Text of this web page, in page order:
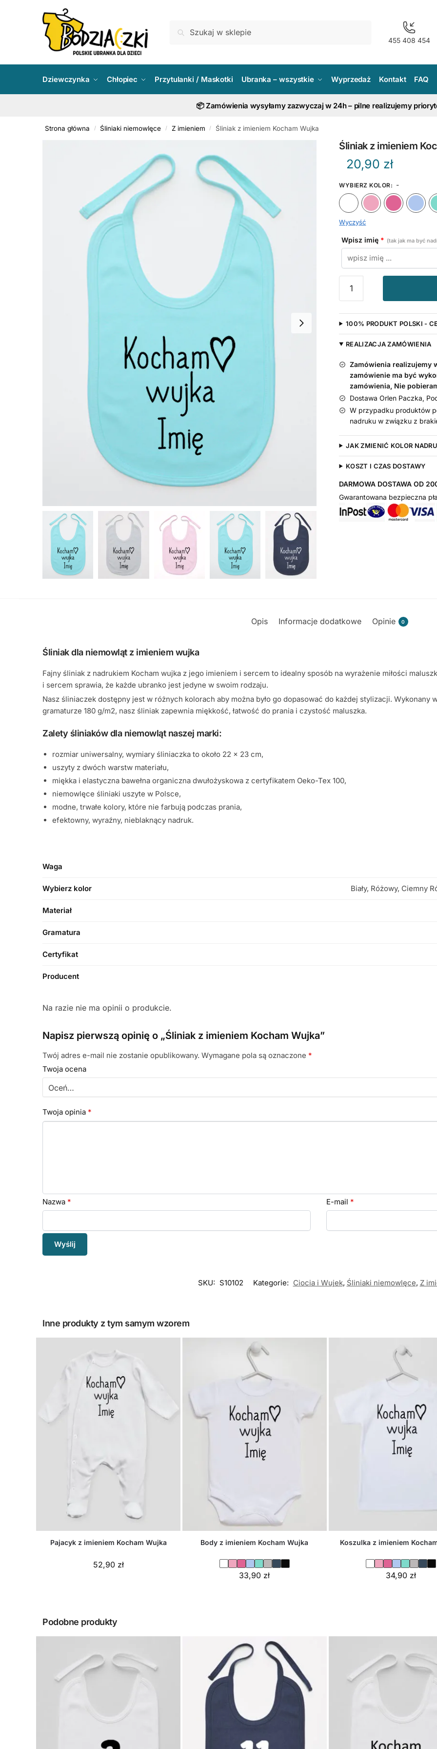
455 408 454
Dziewczynka Chłopiec Przytulanki / Maskotki Ubranka – wszystkie Wyprzedaż Kontakt FAQ
📦 Zamówienia wysyłamy zazwyczaj w 24h – pilne realizujemy
Strona główna / Śliniaki niemowlęce / Z imieniem / Śliniak z imieniem Kocham Wujka
Śliniak z imieniem
20,90 zł
WYBIERZ KOLOR: -
Biały Różowy
Wyczyść
Wpisz imię * (tak jak ma być
Śliniak
z
imieniem
Kocham
100% PRODUKT POLSKI -
REALIZACJA ZAMÓWIENIA
Zamówienia realizujemy
zamówienie ma być
zamówienia, Nie
Dostawa Orlen Paczka,
W przypadku produktów
nadruku w związku z
JAK ZMIENIĆ KOLOR
KOSZT I CZAS DOSTAWY
DARMOWA DOSTAWA OD
Gwarantowana bezpieczna
Opis Informacje dodatkowe Opinie 0
Śliniak dla niemowląt z imieniem wujka
Fajny śliniak z nadrukiem Kocham wujka z jego imieniem i sercem to idealny sposób na wyrażenie miłości
i sercem sprawia, że każde ubranko jest jedyne w swoim rodzaju.
Nasz śliniaczek dostępny jest w różnych kolorach aby można było go dopasować do każdej stylizacji. Wykonany
gramaturze 180 g/m2, nasz śliniak zapewnia miękkość, łatwość do prania i czystość maluszka.
Zalety śliniaków dla niemowląt naszej marki:
rozmiar uniwersalny, wymiary śliniaczka to około 22 x 23 cm,
uszyty z dwóch warstw materiału,
miękka i elastyczna bawełna organiczna dwułożyskowa z certyfikatem Oeko-Tex 100,
niemowlęce śliniaki uszyte w Polsce,
modne, trwałe kolory, które nie farbują podczas prania,
efektowny, wyraźny, nieblaknący nadruk.
Waga
Wybierz kolor Biały, Różowy, Ciemny
Materiał
Gramatura
Certyfikat
Producent
Na razie nie ma opinii o produkcie.
Napisz pierwszą opinię o „Śliniak z imieniem Kocham Wujka”
Twój adres e-mail nie zostanie opublikowany. Wymagane pola są oznaczone *
Twoja ocena
Twoja opinia *
Nazwa * E-mail *
SKU: S10102 Kategorie: Ciocia i Wujek, Śliniaki niemowlęce, Z
Inne produkty z tym samym wzorem
Pajacyk z imieniem Kocham Wujka
52,90 zł
Body z imieniem Kocham Wujka
33,90 zł
Koszulka z imieniem
34,90 zł
Podobne produkty